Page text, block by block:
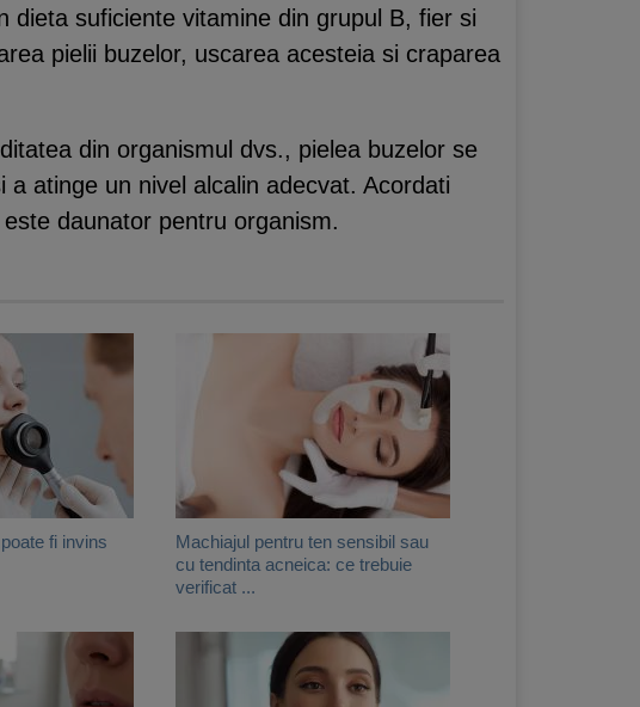
dieta suficiente vitamine din grupul B, fier si
pielii buzelor, uscarea acesteia si craparea
din organismul dvs., pielea buzelor se
atinge un nivel alcalin adecvat. Acordati
daunator pentru organism.
fi invins
Machiajul pentru ten sensibil sau
cu tendinta acneica: ce trebuie
verificat ...